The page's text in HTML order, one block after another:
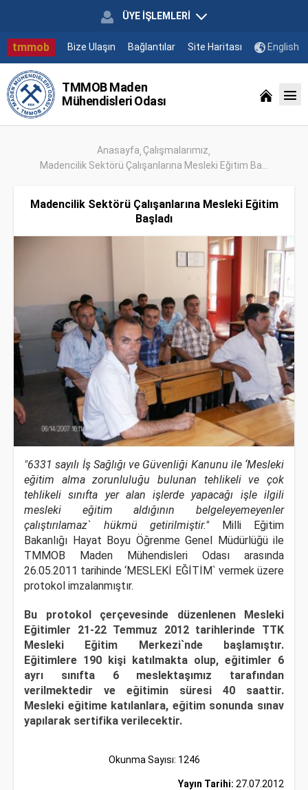
ÜYE İŞLEMLERİ
tmmob Bize Ulaşın Bağlantılar Site Haritası English
TMMOB Maden
Mühendisleri Odası
Anasayfa Çalışmalarımız
Madencilik Sektörü Çalışanlarına Mesleki Eğitim Ba...
Madencilik Sektörü Çalışanlarına Mesleki Eğitim
Başladı
"6331 sayılı İş Sağlığı ve Güvenliği Kanunu ile ‘Mesleki
eğitim alma zorunluluğu bulunan tehlikeli ve çok
tehlikeli sınıfta yer alan işlerde yapacağı işle ilgili
mesleki eğitim aldığının belgeleyemeyenler
çalıştırılamaz` hükmü getirilmiştir." Milli Eğitim
Bakanlığı Hayat Boyu Öğrenme Genel Müdürlüğü ile
TMMOB Maden Mühendisleri Odası arasında
26.05.2011 tarihinde ‘MESLEKİ EĞİTİM` vermek üzere
protokol imzalanmıştır.
Bu protokol çerçevesinde düzenlenen Mesleki
Eğitimler 21-22 Temmuz 2012 tarihlerinde TTK
Mesleki Eğitim Merkezi`nde başlamıştır.
Eğitimlere 190 kişi katılmakta olup, eğitimler 6
ayrı sınıfta 6 meslektaşımız tarafından
verilmektedir ve eğitimin süresi 40 saattir.
Mesleki eğitime katılanlara, eğitim sonunda sınav
yapılarak sertifika verilecektir.
Okunma Sayısı: 1246
Yayın Tarihi: 27.07.2012